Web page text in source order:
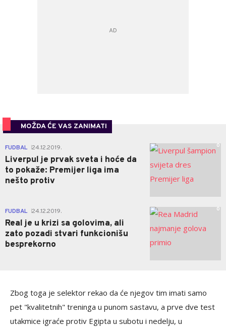
MOŽDA ĆE VAS ZANIMATI
FUDBAL 24.12.2019.
Liverpul je prvak sveta i hoće da
to pokaže: Premijer liga ima
nešto protiv
0
FUDBAL 24.12.2019.
Real je u krizi sa golovima, ali
zato pozadi stvari funkcionišu
besprekorno
0
Zbog toga je selektor rekao da će njegov tim imati samo
pet "kvalitetnih" treninga u punom sastavu, a prve dve test
utakmice igraće protiv Egipta u subotu i nedelju, u